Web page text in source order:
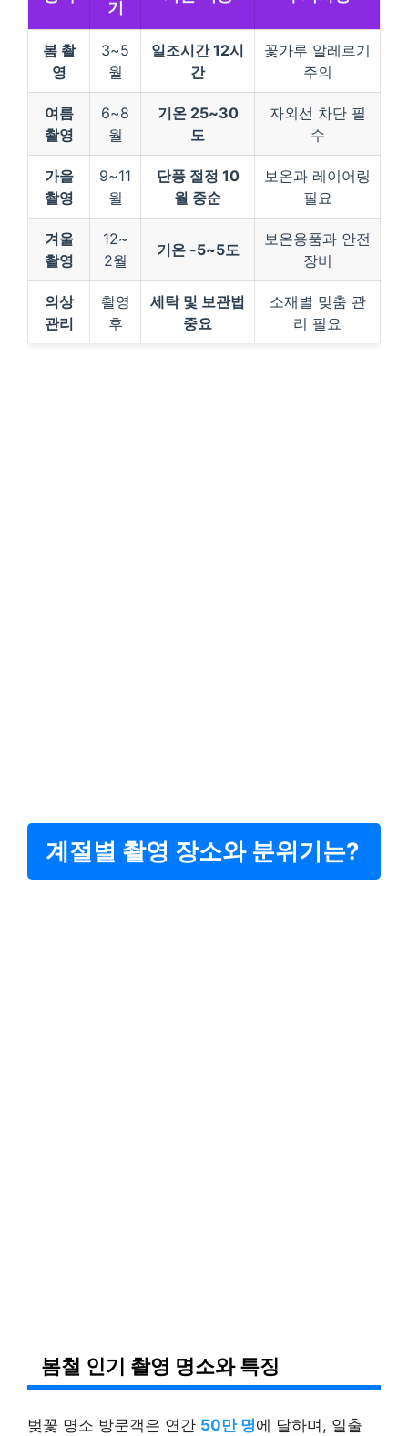
기
봄 촬
영
3~5
월
일조시간 12시
간
꽃가루 알레르기
주의
여름
촬영
6~8
월
기온 25~30
도
자외선 차단 필
수
가을
촬영
9~11
월
단풍 절정 10
월 중순
보온과 레이어링
필요
겨울
촬영
12~
2월
기온 -5~5도
보온용품과 안전
장비
의상
관리
촬영
후
세탁 및 보관법
중요
소재별 맞춤 관
리 필요
계절별 촬영 장소와 분위기는?
봄철 인기 촬영 명소와 특징
벚꽃 명소 방문객은 연간 50만 명에 달하며, 일출